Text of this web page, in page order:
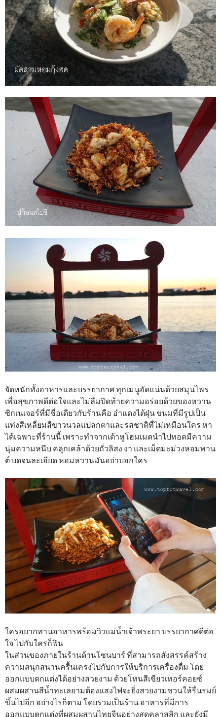
จัดหนักทั้งอาหารและบรรยากาศ ทุกเมนูอัดแน่นด้วยสมุนไพร
เพื่อสุขภาพดีต่อใจและไม่ลืมปิดท้ายความอร่อยด้วยของหวาน
ซิกเนเจอร์ที่มีชื่อเดียวกับร้านคือ อำแดงไต้ฝุ่น ขนมที่มีรูปเป็น
แท่งสีเหลี่ยมสีขาวนวลแปลกตาและรสชาติที่ไม่เหมือนใคร หา
ได้เฉพาะที่ร้านนี้ เพราะทำจากเต้าหูโฮมเมดนำไปทอดมีความ
นุ่มความหนึบ คลุกเคล้าด้วยถั่วลิสง งา และเม็ดมะม่วงหอมพาน
ต์ บดจนละเอียด หอมหวานมันอย่าบอกใคร
ใครอยากทานอาหารพร้อมวิวแม่น้ำเจ้าพระยา บรรยากาศดีต่อ
ใจ ไปกับใครก็ฟิน
ในส่วนของภายในร้านด้านโซนบาร์ ที่สามารถสังสรรค์สร้าง
ความสนุกสนานครื้นเครงไปกับการให้บริการเครื่องดื่ม โดย
ออกแบบตกแต่งได้อย่างสวยงาม ด้วยโทนสีเขียวเทอร์คอยซ์
ผสมผสานสีน้ำทะเลยามต้องแสงไฟจะยิ่งสวยงามชวนให้รื่นรมย์
ขึ้นไปอีก อย่างไรก็ตาม โดยรวมเป็นร้าน อาหารที่มีการ
ออกแบบตกแต่งที่ผสมผสานไทยจีนอย่างสุดคลาสสิก และยังมี